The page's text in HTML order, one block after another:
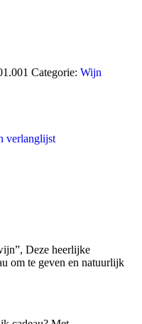
Categorie: Wijn
verlanglijst
Deze heerlijke
om te geven en natuurlijk